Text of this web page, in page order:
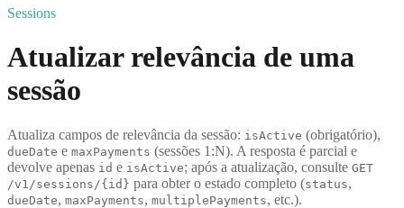
Sessions
Atualizar relevância de uma
sessão
Atualiza campos de relevância da sessão: isActive (obrigatório),
dueDate e maxPayments (sessões 1:N). A resposta é parcial e
devolve apenas id e isActive; após a atualização, consulte GET
/v1/sessions/{id} para obter o estado completo (status,
dueDate, maxPayments, multiplePayments, etc.).